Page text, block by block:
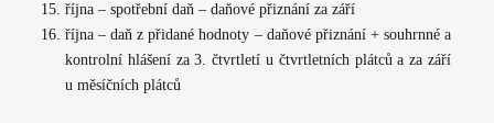
října – spotřební daň – daňové přiznání za září
října – daň z přidané hodnoty – daňové přiznání + souhrnné a
kontrolní hlášení za 3. čtvrtletí u čtvrtletních plátců a za září
u měsíčních plátců